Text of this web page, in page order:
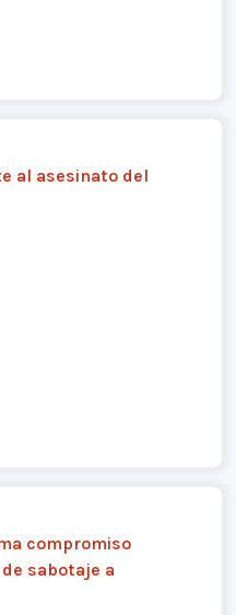
al asesinato del
compromiso
sabotaje a